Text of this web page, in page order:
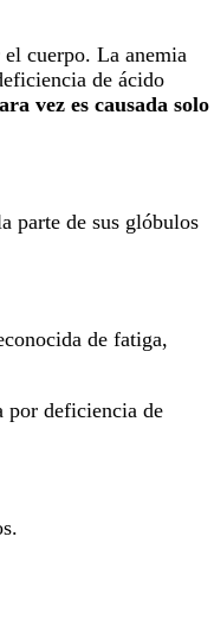
cuerpo. La anemia
de ácido
vez es causada solo
parte de sus glóbulos
de fatiga,
por deficiencia de